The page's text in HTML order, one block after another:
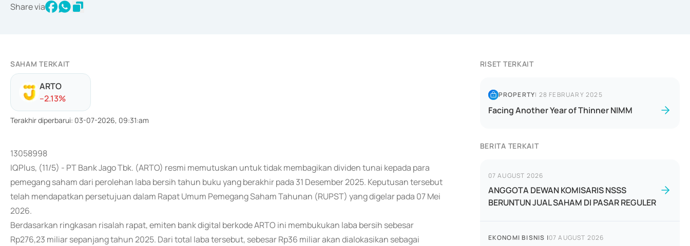
Share via
SAHAM TERKAIT
ARTO
--2.13%
Terakhir diperbarui: 03-07-2026, 09:31:am
13058998
IQPlus, (11/5) - PT Bank Jago Tbk. (ARTO) resmi memutuskan untuk tidak membagikan dividen tunai kepada para
pemegang saham dari perolehan laba bersih tahun buku yang berakhir pada 31 Desember 2025. Keputusan tersebut
telah mendapatkan persetujuan dalam Rapat Umum Pemegang Saham Tahunan (RUPST) yang digelar pada 07 Mei
2026.
Berdasarkan ringkasan risalah rapat, emiten bank digital berkode ARTO ini membukukan laba bersih sebesar
Rp276,23 miliar sepanjang tahun 2025. Dari total laba tersebut, sebesar Rp36 miliar akan dialokasikan sebagai
RISET TERKAIT
PROPERTY| 28 FEBRUARY 2025
Facing Another Year of Thinner NIMM
BERITA TERKAIT
07 AUGUST 2026
ANGGOTA DEWAN KOMISARIS NSSS
BERUNTUN JUAL SAHAM DI PASAR REGULER
EKONOMI BISNIS |07 AUGUST 2026